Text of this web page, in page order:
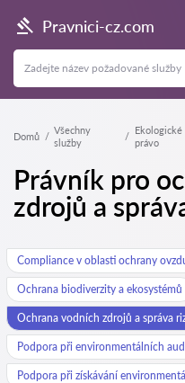
Pravnici-cz.com
Domů
Všechny
služby
Ekologické
právo
Právník pro
zdrojů a
Compliance v oblasti ochrany
Ochrana biodiverzity a ekosystémů
Ochrana vodních zdrojů a správa
Podpora při environmentálních
Podpora při získávání